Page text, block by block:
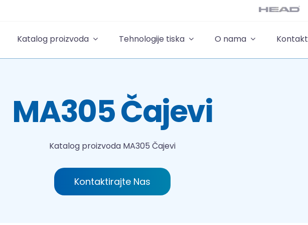
Katalog proizvoda Tehnologije tiska O nama Kontakt
MA305 Čajevi
Katalog proizvoda MA305 Čajevi
Kontaktirajte Nas